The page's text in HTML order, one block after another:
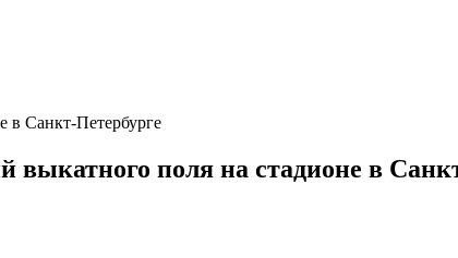
поля на стадионе в